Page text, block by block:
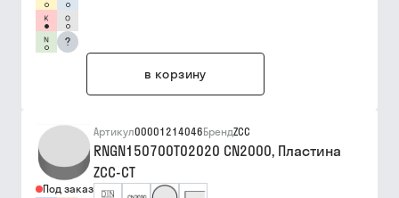
?
в корзину
Под заказ
Артикул00001214046БрендZCC
RNGN150700T02020 CN2000, Пластина
ZCC-CT